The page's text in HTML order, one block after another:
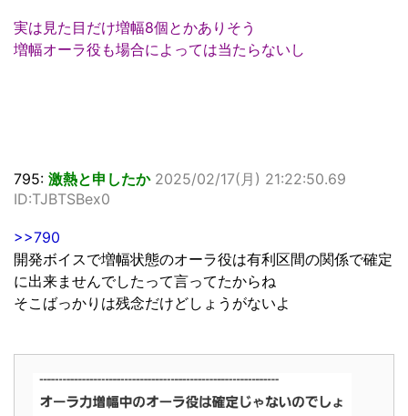
実は見た目だけ増幅8個とかありそう
増幅オーラ役も場合によっては当たらないし
795: 激熱と申したか 2025/02/17(月) 21:22:50.69
ID:TJBTSBex0
>>790
開発ボイスで増幅状態のオーラ役は有利区間の関係で確定
に出来ませんでしたって言ってたからね
そこばっかりは残念だけどしょうがないよ